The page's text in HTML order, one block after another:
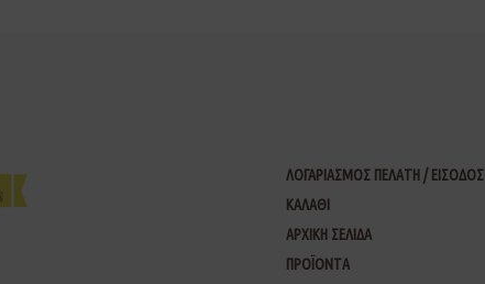
ΛΟΓΑΡΙΑΣΜΟΣ ΠΕΛΑΤΗ / ΕΙΣΟΔΟΣ
ΚΑΛΑΘΙ
ΑΡΧΙΚΗ ΣΕΛΙΔΑ
ΠΡΟΪΟΝΤΑ